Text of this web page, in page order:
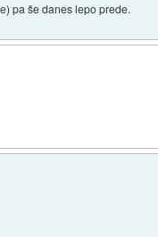
pa še danes lepo prede.